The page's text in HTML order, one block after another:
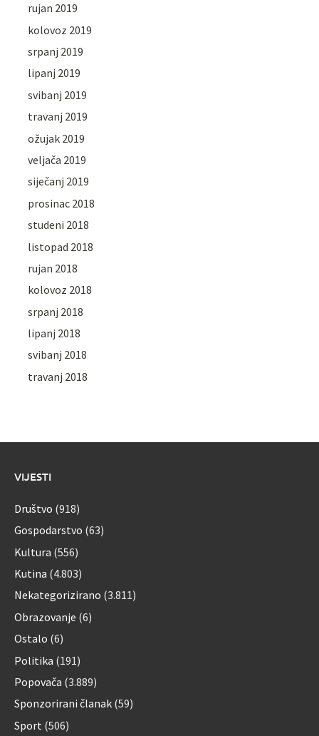
rujan 2019
kolovoz 2019
srpanj 2019
lipanj 2019
svibanj 2019
travanj 2019
ožujak 2019
veljača 2019
siječanj 2019
prosinac 2018
studeni 2018
listopad 2018
rujan 2018
kolovoz 2018
srpanj 2018
lipanj 2018
svibanj 2018
travanj 2018
VIJESTI
Društvo (918)
Gospodarstvo (63)
Kultura (556)
Kutina (4.803)
Nekategorizirano (3.811)
Obrazovanje (6)
Ostalo (6)
Politika (191)
Popovača (3.889)
Sponzorirani članak (59)
Sport (506)